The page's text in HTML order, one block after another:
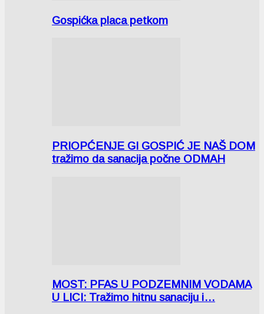
Gospićka placa petkom
PRIOPĆENJE GI GOSPIĆ JE NAŠ DOM
tražimo da sanacija počne ODMAH
MOST: PFAS U PODZEMNIM VODAMA
U LICI: Tražimo hitnu sanaciju i…